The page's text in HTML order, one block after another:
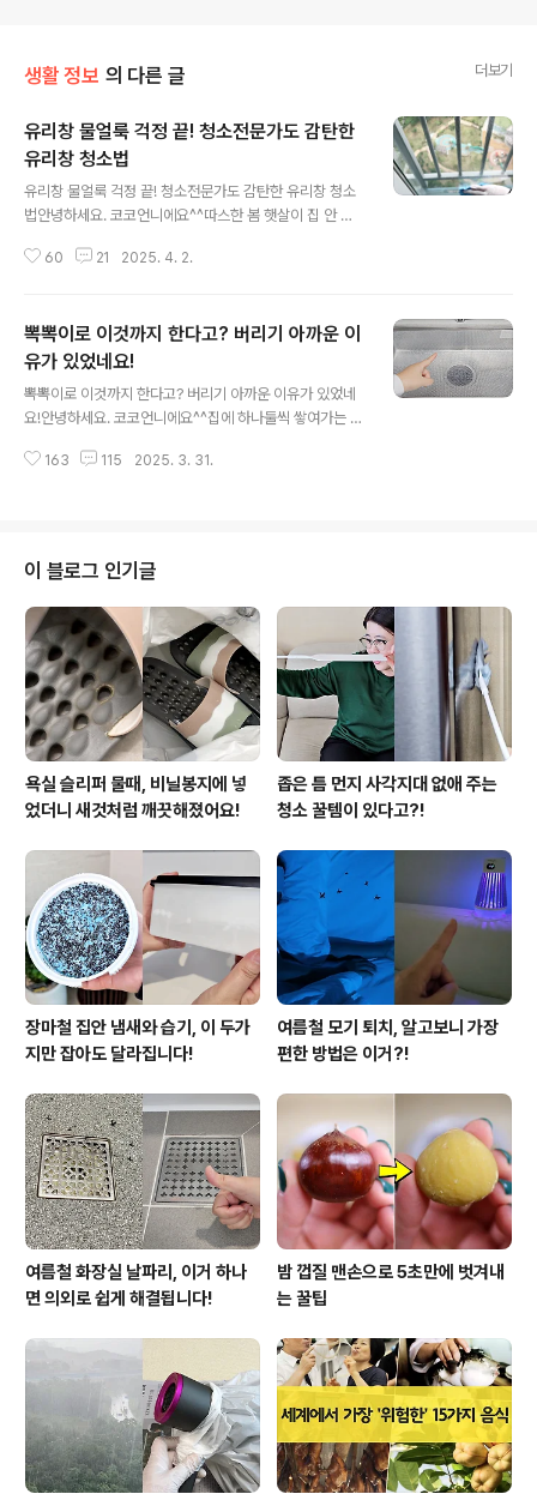
생활 정보 의 다른 글 더보기
유리창 물얼룩 걱정 끝! 청소전문가도 감탄한
유리창 청소법
유리창 물얼룩 걱정 끝! 청소전문가도 감탄한 유리창 청소
법안녕하세요. 코코언니에요^^따스한 봄 햇살이 집 안 깊
은 것 같아요. 그런데 막상 닦고 나면 어딘가 남아있는 물
과 100% 청소 비법을 소개해 드리려고 해요.유리창을 닦
는게 어렵진 않은데 물기가 마르고 난 뒤 물얼룩이 남아서
물얼룩을 지우는 청소를 다시 해야 하는 번거로움이 있어
요. 이걸 한방에 해결하는 유리창 청소 비법! 쓱 닦으면 더
러운 유리창이 깨끗해지고 물기가 마르고 난 뒤 물얼룩도
남지 않는답니다. 그 비법은 바로 이거예요. 쌀뜨물과 소
60 21 2025. 4. 2.
뽁뽁이로 이것까지 한다고? 버리기 아까운 이
유가 있었네요!
뽁뽁이로 이것까지 한다고? 버리기 아까운 이유가 있었네
요!안녕하세요. 코코언니에요^^집에 하나둘씩 쌓여가는 뽁
긴 하지만 부피도 많이 차지하고 또 그냥 버리자니 아까
아두면 미끄럼방지 효과를 내고요. 심심할 땐 스트레스 해
소용 장난감이 되기도 해요 ㅎㅎ 하지만 진짜는 바로 여
기. 뽁뽁이를 주방 싱크대에서 쓰는 방법이 있어요. 청소
용 일회용수세미로 활용하는 거예요. 설거지용 수세미 교
체주기가 되면 싱크대나 배수구 청소용으로 쓰는데요. 배
수구 구석구석 닦아낸 수세미를..
163 115 2025. 3. 31.
이 블로그 인기글
욕실 슬리퍼 물때, 비닐봉지에 넣
었더니 새것처럼 깨끗해졌어요!
좁은 틈 먼지 사각지대 없애 주는
청소 꿀템이 있다고?!
장마철 집안 냄새와 습기, 이 두가
지만 잡아도 달라집니다!
여름철 모기 퇴치, 알고보니 가장
편한 방법은 이거?!
여름철 화장실 날파리, 이거 하나
면 의외로 쉽게 해결됩니다!
밤 껍질 맨손으로 5초만에 벗겨내
는 꿀팁